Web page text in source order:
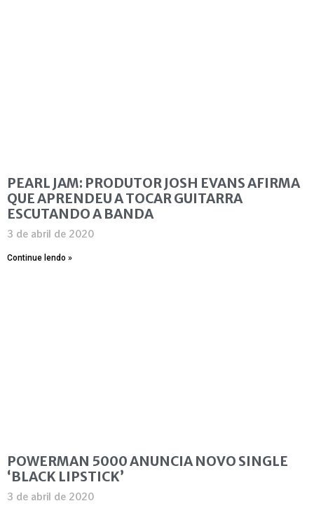
PEARL JAM: PRODUTOR JOSH EVANS AFIRMA
QUE APRENDEU A TOCAR GUITARRA
ESCUTANDO A BANDA
3 de abril de 2020
Continue lendo »
POWERMAN 5000 ANUNCIA NOVO SINGLE
‘BLACK LIPSTICK’
3 de abril de 2020